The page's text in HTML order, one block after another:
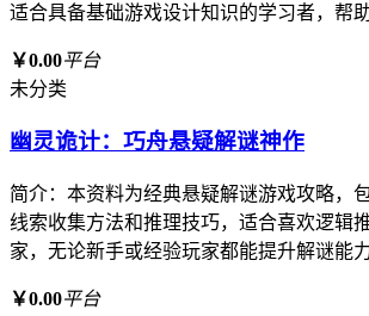
适合具备基础游戏设计知识的学习者，帮
￥0.00平台
未分类
幽灵诡计：巧舟悬疑解谜神作
简介：本资料为经典悬疑解谜游戏攻略，
线索收集方法和推理技巧，适合喜欢逻辑
家，无论新手或经验玩家都能提升解谜能
￥0.00平台